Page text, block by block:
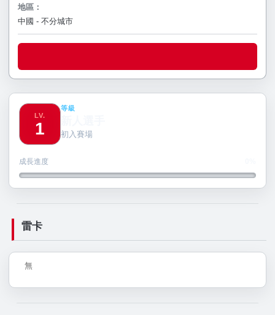
地區：
中國 - 不分城市
LV.
1
等級
初入賽場
成長進度
雷卡
無